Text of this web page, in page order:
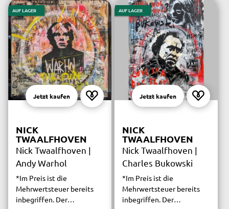
AUF LAGER
Jetzt kaufen
NICK
TWAALFHOVEN
Nick Twaalfhoven |
Andy Warhol
*Im Preis ist die
Mehrwertsteuer bereits
inbegriffen. Der
AUF LAGER
Jetzt kaufen
NICK
TWAALFHOVEN
Nick Twaalfhoven |
Charles Bukowski
*Im Preis ist die
Mehrwertsteuer bereits
inbegriffen. Der